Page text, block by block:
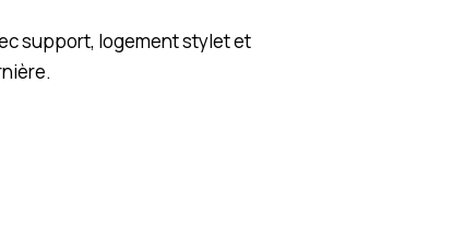
support, logement stylet et